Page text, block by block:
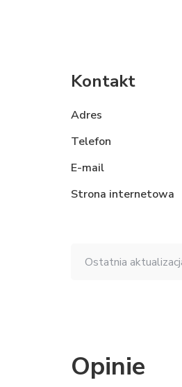
Kontakt
Adres
Telefon
E-mail
Strona internetowa
Ostatnia
Opinie